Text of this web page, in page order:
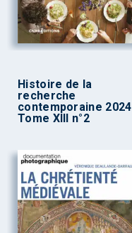
Histoire de la
recherche
contemporaine 2024
Tome XIII n°2